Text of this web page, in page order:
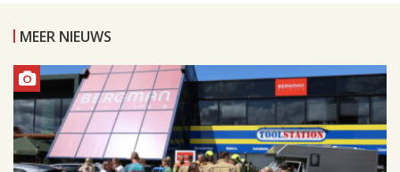
MEER NIEUWS